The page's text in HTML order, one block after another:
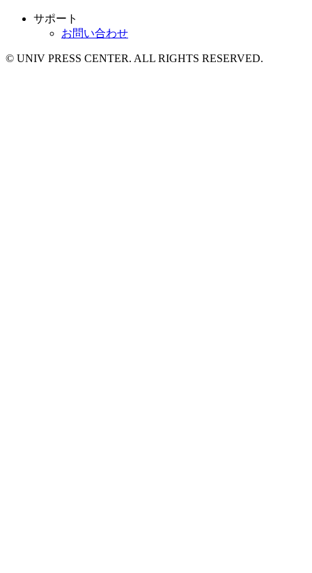
サポート
お問い合わせ
© UNIV PRESS CENTER. ALL RIGHTS RESERVED.